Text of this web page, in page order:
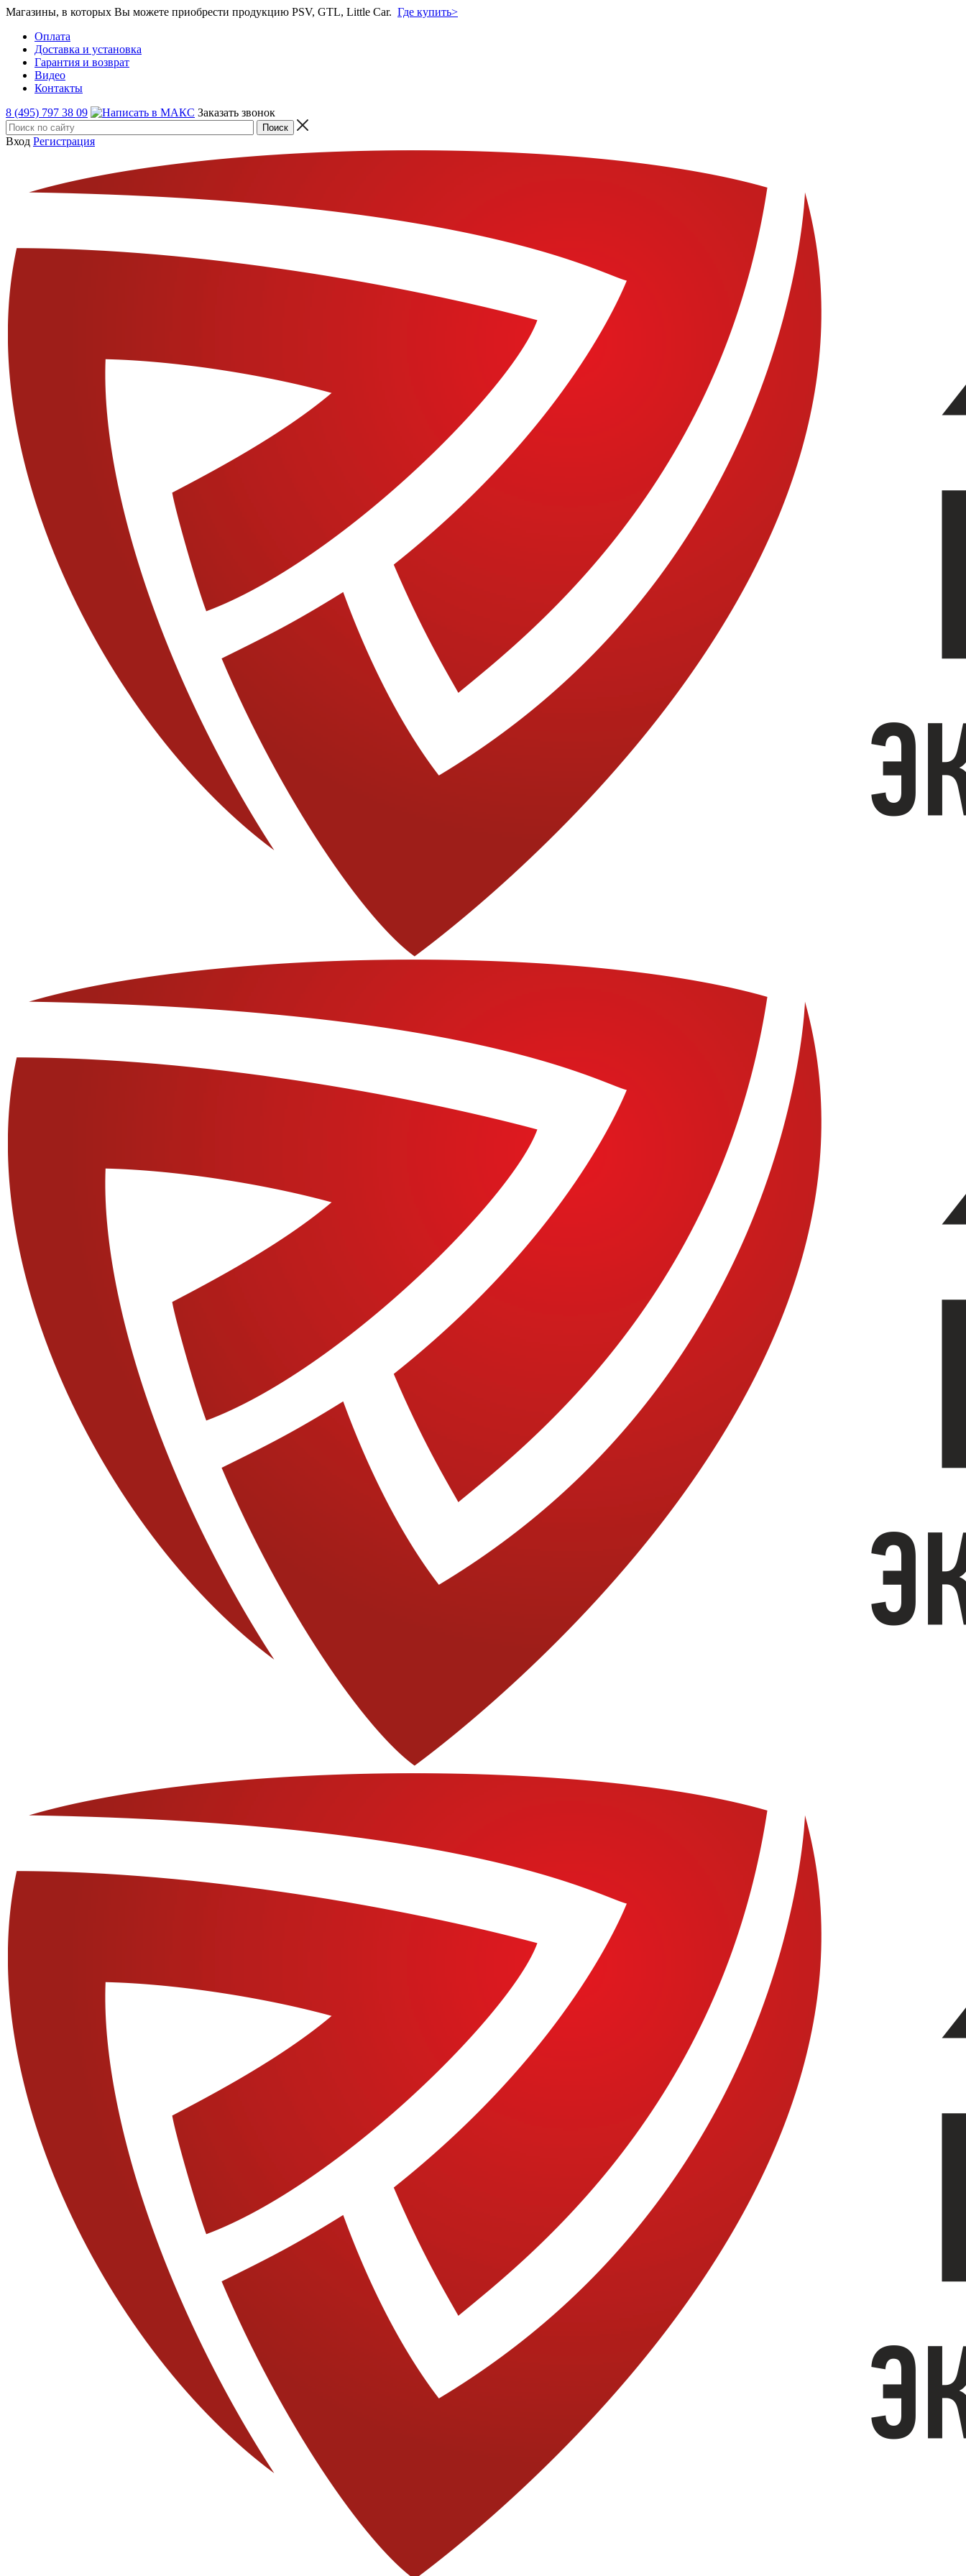
Магазины, в которых Вы можете приобрести продукцию PSV, GTL, Little Car. Где купить>
Оплата
Доставка и установка
Гарантия и возврат
Видео
Контакты
8 (495) 797 38 09
Заказать звонок
Вход Регистрация